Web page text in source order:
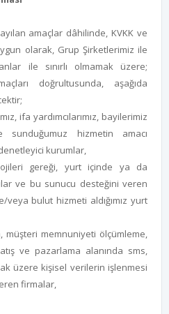
amaçlar dâhilinde, KVKK ve
olarak, Grup Şirketlerimiz ile
ile sınırlı olmamak üzere;
doğrultusunda, aşağıda
ifa yardımcılarımız, bayilerimiz
hizmetin amacı
kurumlar,
gereği, yurt içinde ya da
ve bu sunucu desteğini veren
bulut hizmeti aldığımız yurt
müşteri memnuniyeti ölçümleme,
ve pazarlama alanında sms,
üzere kişisel verilerin işlenmesi
firmalar,